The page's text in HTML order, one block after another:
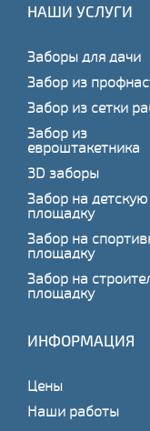
НАШИ УСЛУГИ
Заборы для дачи
Забор из
Забор из сетки
Забор из
евроштакетника
3D заборы
Забор на детскую
площадку
Забор на
площадку
Забор на
площадку
ИНФОРМАЦИЯ
Цены
Наши работы